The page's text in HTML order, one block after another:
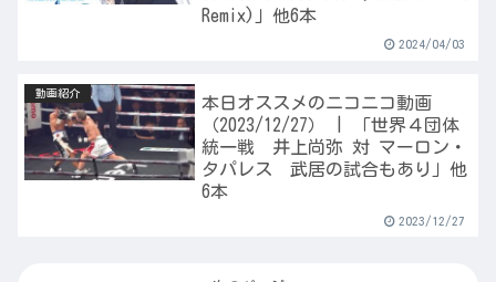
Remix)」他6本
2024/04/03
動画紹介
本日オススメのニコニコ動画
（2023/12/27） | 「世界４団体
統一戦 井上尚弥 対 マーロン・
タパレス 武居の試合もあり」他
6本
2023/12/27